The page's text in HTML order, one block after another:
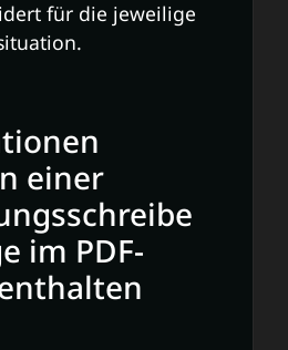
für die jeweilige
einer
im PDF-